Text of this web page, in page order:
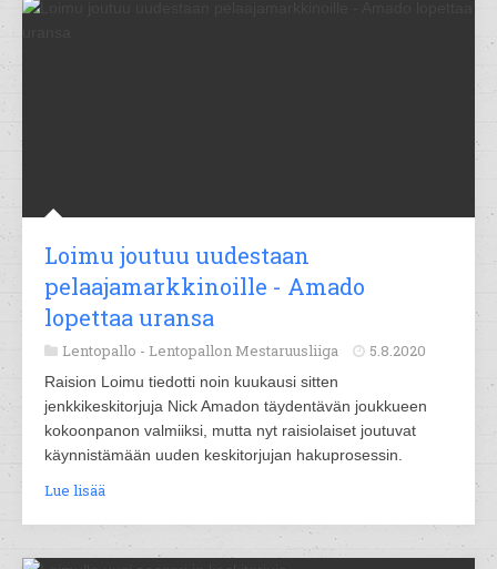
Loimu joutuu uudestaan
pelaajamarkkinoille - Amado
lopettaa uransa
Lentopallo - Lentopallon Mestaruusliiga 5.8.2020
Raision Loimu tiedotti noin kuukausi sitten
jenkkikeskitorjuja Nick Amadon täydentävän joukkueen
kokoonpanon valmiiksi, mutta nyt raisiolaiset joutuvat
käynnistämään uuden keskitorjujan hakuprosessin.
Lue lisää